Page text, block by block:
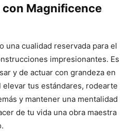
Magnificence
una cualidad reservada para el
impresionantes. Es
y de actuar con grandeza en
elevar tus estándares, rodearte
y mantener una mentalidad
de tu vida una obra maestra